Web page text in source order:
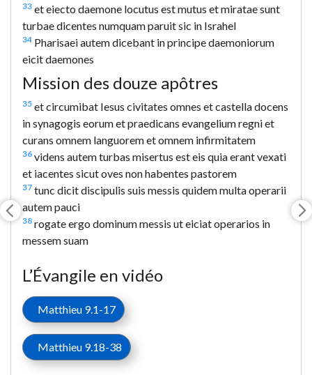
33 et eiecto daemone locutus est mutus et miratae sunt
turbae dicentes numquam paruit sic in Israhel
34 Pharisaei autem dicebant in principe daemoniorum
eicit daemones
Mission des douze apôtres
35 et circumibat Iesus civitates omnes et castella docens
in synagogis eorum et praedicans evangelium regni et
curans omnem languorem et omnem infirmitatem
36 videns autem turbas misertus est eis quia erant vexati
et iacentes sicut oves non habentes pastorem
37 tunc dicit discipulis suis messis quidem multa operarii
autem pauci
38 rogate ergo dominum messis ut eiciat operarios in
messem suam
L’Évangile en vidéo
Matthieu 9.1-17
Matthieu 9.18-38